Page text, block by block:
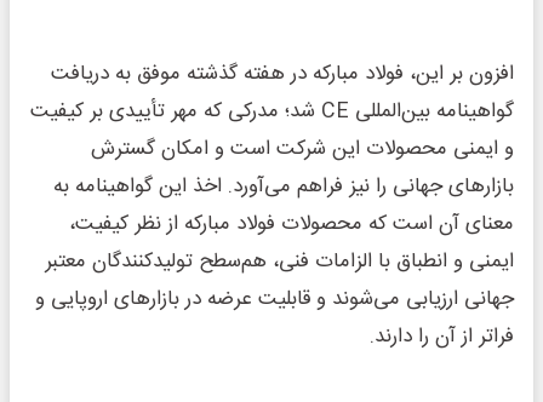
افزون بر این، فولاد مبارکه در هفته گذشته موفق به دریافت
گواهینامه بین‌المللی CE شد؛ مدرکی که مهر تأییدی بر کیفیت
و ایمنی محصولات این شرکت است و امکان گسترش
بازارهای جهانی را نیز فراهم می‌آورد. اخذ این گواهینامه به
معنای آن است که محصولات فولاد مبارکه از نظر کیفیت،
ایمنی و انطباق با الزامات فنی، هم‌سطح تولیدکنندگان معتبر
جهانی ارزیابی می‌شوند و قابلیت عرضه در بازارهای اروپایی و
فراتر از آن را دارند.